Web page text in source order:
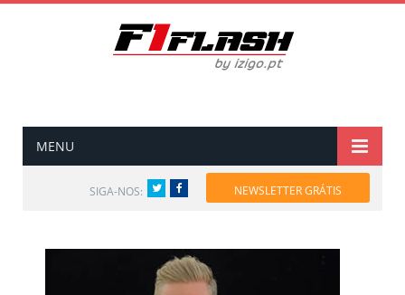
MENU
SIGA-NOS: TwitterFacebook NEWSLETTER GRÁTIS